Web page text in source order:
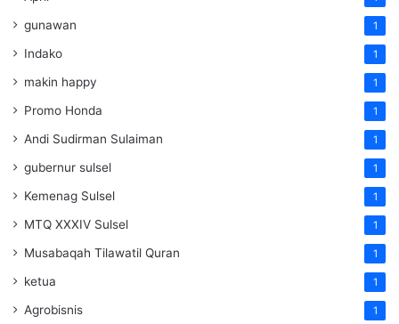
gunawan 1
Indako 1
makin happy 1
Promo Honda 1
Andi Sudirman Sulaiman 1
gubernur sulsel 1
Kemenag Sulsel 1
MTQ XXXIV Sulsel 1
Musabaqah Tilawatil Quran 1
ketua 1
Agrobisnis 1